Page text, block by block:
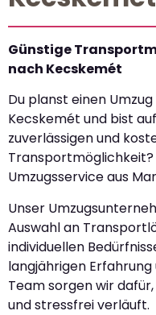
Günstige
nach Kecskemét
Du planst einen
Kecskemét und bist
zuverlässigen und
Transportmöglichkeit?
Umzugsservice aus
Unser
Auswahl an
individuellen
langjährigen
Team sorgen wir
und stressfrei verläuft.